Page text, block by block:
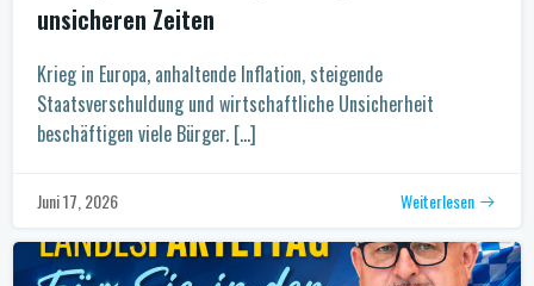
unsicheren Zeiten
Krieg in Europa, anhaltende Inflation, steigende
Staatsverschuldung und wirtschaftliche Unsicherheit
beschäftigen viele Bürger. […]
Juni 17, 2026 Weiterlesen